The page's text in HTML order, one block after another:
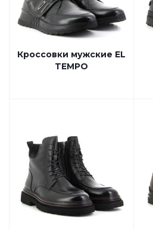
Кроссовки мужские EL
TEMPO